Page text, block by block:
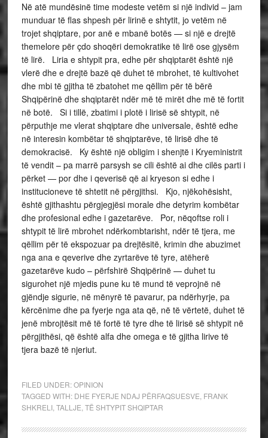
Në atë mundësinë time modeste vetëm si një individ – jam
munduar të flas shpesh për lirinë e shtytit, jo vetëm në
trojet shqiptare, por anë e mbanë botës — si një e drejtë
themelore për çdo shoqëri demokratike të lirë ose gjysëm
të lirë. Liria e shtypit pra, edhe për shqiptarët është një
vlerë dhe e drejtë bazë që duhet të mbrohet, të kultivohet
dhe mbi të gjitha të zbatohet me qëllim për të bërë
Shqipërinë dhe shqiptarët ndër më të mirët dhe më të fortit
në botë. Si i tillë, zbatimi i plotë i lirisë së shtypit, në
përputhje me vlerat shqiptare dhe universale, është edhe
në interesin kombëtar të shqiptarëve, të lirisë dhe të
demokracisë. Ky është një obligim i shenjtë i Kryeministrit
të vendit – pa marrë parsysh se cili është ai dhe cilës parti i
përket — por dhe i qeverisë që ai kryeson si edhe i
institucioneve të shtetit në përgjithsi. Kjo, njëkohësisht,
është gjithashtu përgjegjësi morale dhe detyrim kombëtar
dhe profesional edhe i gazetarëve. Por, nëqoftse roli i
shtypit të lirë mbrohet ndërkombtarisht, ndër të tjera, me
qëllim për të ekspozuar pa drejtësitë, krimin dhe abuzimet
nga ana e qeverive dhe zyrtarëve të tyre, atëherë
gazetarëve kudo – përfshirë Shqipërinë — duhet tu
sigurohet një mjedis pune ku të mund të veprojnë në
gjëndje sigurie, në mënyrë të pavarur, pa ndërhyrje, pa
kërcënime dhe pa fyerje nga ata që, në të vërtetë, duhet të
jenë mbrojtësit më të fortë të tyre dhe të lirisë së shtypit në
përgjithësi, që është alfa dhe omega e të gjitha lirive të
tjera bazë të njeriut.
FILED UNDER:OPINION
TAGGED WITH: DHE FYERJE NDAJ PËRFAQSUESVE FRANK
SHKRELI, TALLJE TË SHTYPIT SHQIPTAR